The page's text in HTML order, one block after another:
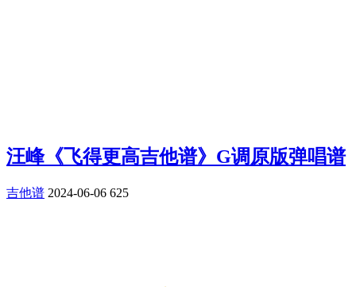
汪峰《飞得更高吉他谱》G调原版弹唱谱
吉他谱 2024-06-06 625